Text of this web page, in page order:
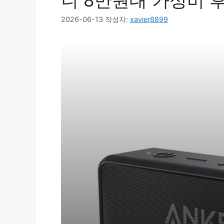
2026-06-13 작성자: xavier8899